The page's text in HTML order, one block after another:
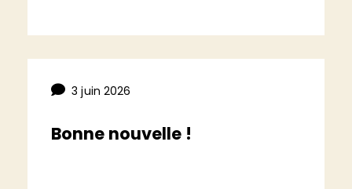
3 juin 2026
Bonne nouvelle !